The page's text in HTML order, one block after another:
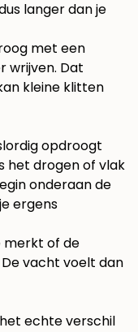
langer dan je
met een
wrijven. Dat
kleine klitten
opdroogt
het drogen of vlak
onderaan de
ergens
merkt of de
vacht voelt dan
echte verschil